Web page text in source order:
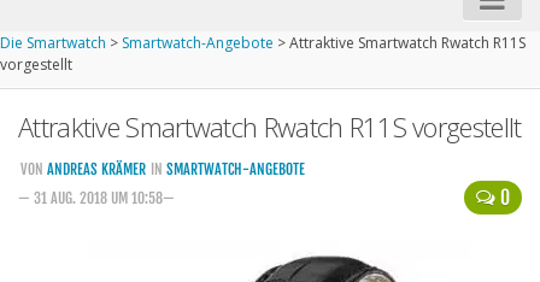
Startseite
Kommende Smartwatches
Marken und Modelle
Die Smartwatch > Smartwatch-Angebote >Attraktive Smartwatch Rwatch R11S
vorgestellt
Attraktive Smartwatch Rwatch R11S vorgestellt
0
VON ANDREAS KRÄMER IN SMARTWATCH-ANGEBOTE
— 31 AUG. 2018 UM 10:58—